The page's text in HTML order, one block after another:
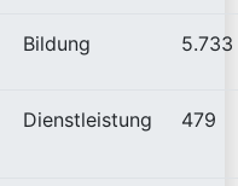
Bildung 5.733
Dienstleistung 479